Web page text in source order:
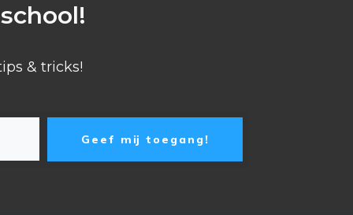
& tricks!
Geef mij toegang!